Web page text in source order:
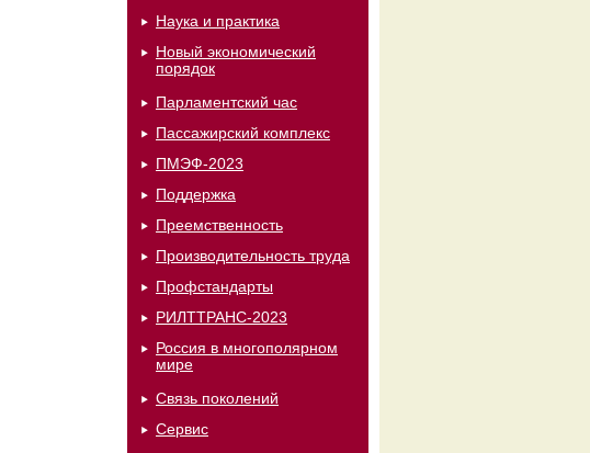
Наука и практика
Новый экономический
порядок
Парламентский час
Пассажирский комплекс
ПМЭФ-2023
Поддержка
Преемственность
Производительность труда
Профстандарты
РИЛТТРАНС-2023
Россия в многополярном
мире
Связь поколений
Сервис